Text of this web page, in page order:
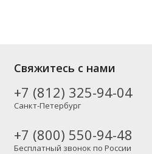
Свяжитесь с нами
+7 (812) 325-94-04
Санкт-Петербург
+7 (800) 550-94-48
Бесплатный звонок по России